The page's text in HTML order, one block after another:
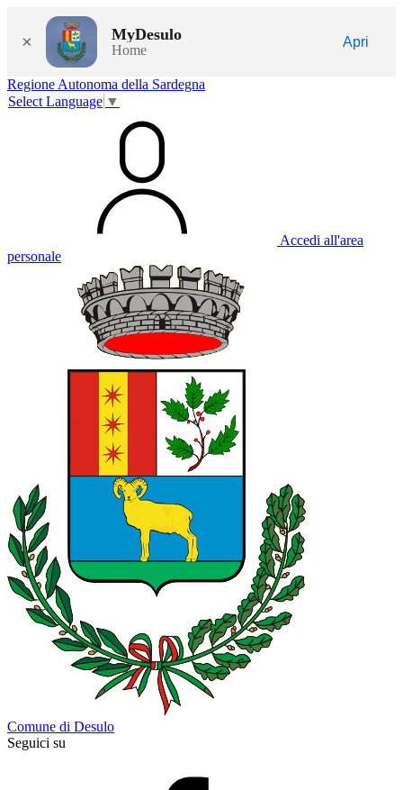
× MyDesulo
Home
Apri
Regione Autonoma della Sardegna
Select Language ▼
Accedi all'area
personale
Comune di Desulo
Seguici su